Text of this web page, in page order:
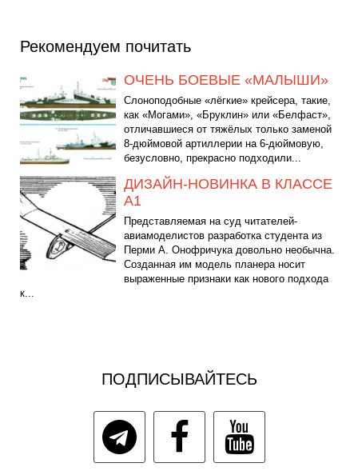
Рекомендуем почитать
ОЧЕНЬ БОЕВЫЕ «МАЛЫШИ»
Слоноподобные «лёгкие» крейсера, такие,
как «Могами», «Бруклин» или «Белфаст»,
отличавшиеся от тяжёлых только заменой
8-дюймовой артиллерии на 6-дюймовую,
безусловно, прекрасно подходили...
ДИЗАЙН-НОВИНКА В КЛАССЕ
А1
Представляемая на суд читателей-
авиамоделистов разработка студента из
Перми А. Онофричука довольно необычна.
Созданная им модель планера носит
выраженные признаки как нового подхода
к...
ПОДПИСЫВАЙТЕСЬ